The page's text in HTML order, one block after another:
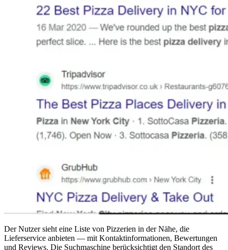
Der Nutzer sieht eine Liste von Pizzerien in der Nähe, die
Lieferservice anbieten — mit Kontaktinformationen, Bewertungen
und Reviews. Die Suchmaschine berücksichtigt den Standort des